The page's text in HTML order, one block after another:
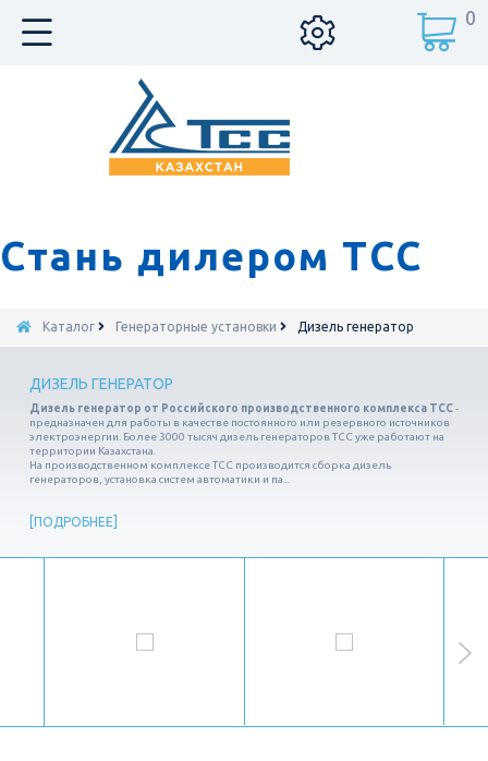
Стань дилером ТСС
0
Каталог Генераторные установки Дизель генератор
ДИЗЕЛЬ ГЕНЕРАТОР
Дизель генератор от Российского производственного комплекса ТСС-
предназначен для работы в качестве постоянного или резервного источников
электроэнергии. Более 3000 тысяч дизель генераторов ТСС уже работают на
территории Казахстана.
На производственном комплексе ТСС производится сборка дизель
генераторов, установка систем автоматики и па...
ПОДРОБНЕЕ